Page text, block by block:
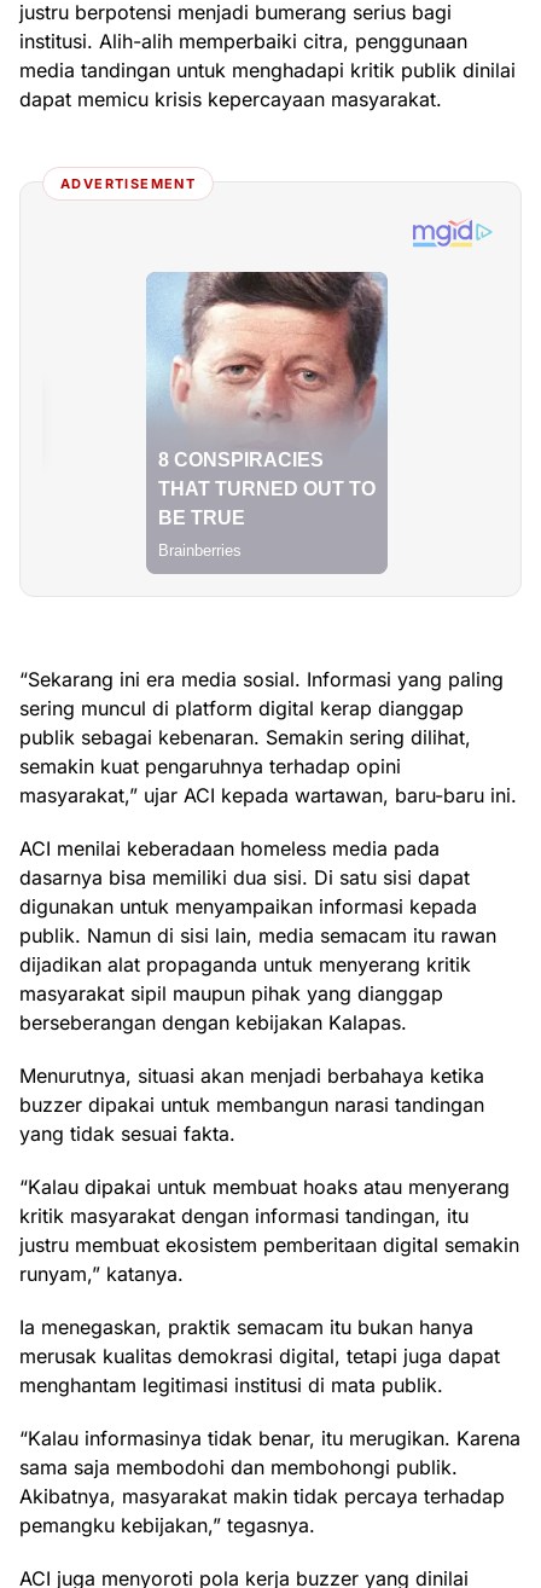
justru berpotensi menjadi bumerang serius bagi
institusi. Alih-alih memperbaiki citra, penggunaan
media tandingan untuk menghadapi kritik publik dinilai
dapat memicu krisis kepercayaan masyarakat.
ADVERTISEMENT
“Sekarang ini era media sosial. Informasi yang paling
sering muncul di platform digital kerap dianggap
publik sebagai kebenaran. Semakin sering dilihat,
semakin kuat pengaruhnya terhadap opini
masyarakat,” ujar ACI kepada wartawan, baru-baru ini.
ACI menilai keberadaan homeless media pada
dasarnya bisa memiliki dua sisi. Di satu sisi dapat
digunakan untuk menyampaikan informasi kepada
publik. Namun di sisi lain, media semacam itu rawan
dijadikan alat propaganda untuk menyerang kritik
masyarakat sipil maupun pihak yang dianggap
berseberangan dengan kebijakan Kalapas.
Menurutnya, situasi akan menjadi berbahaya ketika
buzzer dipakai untuk membangun narasi tandingan
yang tidak sesuai fakta.
“Kalau dipakai untuk membuat hoaks atau menyerang
kritik masyarakat dengan informasi tandingan, itu
justru membuat ekosistem pemberitaan digital semakin
runyam,” katanya.
Ia menegaskan, praktik semacam itu bukan hanya
merusak kualitas demokrasi digital, tetapi juga dapat
menghantam legitimasi institusi di mata publik.
“Kalau informasinya tidak benar, itu merugikan. Karena
sama saja membodohi dan membohongi publik.
Akibatnya, masyarakat makin tidak percaya terhadap
pemangku kebijakan,” tegasnya.
ACI juga menyoroti pola kerja buzzer yang dinilai